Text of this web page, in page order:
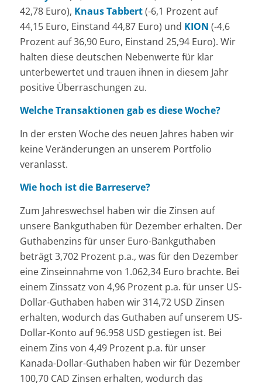
42,78 Euro), Knaus Tabbert(-6,1 Prozent auf
44,15 Euro, Einstand 44,87 Euro) und KION (-4,6
Prozent auf 36,90 Euro, Einstand 25,94 Euro). Wir
halten diese deutschen Nebenwerte für klar
unterbewertet und trauen ihnen in diesem Jahr
positive Überraschungen zu.
Welche Transaktionen gab es diese Woche?
In der ersten Woche des neuen Jahres haben wir
keine Veränderungen an unserem Portfolio
veranlasst.
Wie hoch ist die Barreserve?
Zum Jahreswechsel haben wir die Zinsen auf
unsere Bankguthaben für Dezember erhalten. Der
Guthabenzins für unser Euro-Bankguthaben
beträgt 3,702 Prozent p.a., was für den Dezember
eine Zinseinnahme von 1.062,34 Euro brachte. Bei
einem Zinssatz von 4,96 Prozent p.a. für unser US-
Dollar-Guthaben haben wir 314,72 USD Zinsen
erhalten, wodurch das Guthaben auf unserem US-
Dollar-Konto auf 96.958 USD gestiegen ist. Bei
einem Zins von 4,49 Prozent p.a. für unser
Kanada-Dollar-Guthaben haben wir für Dezember
100,70 CAD Zinsen erhalten, wodurch das